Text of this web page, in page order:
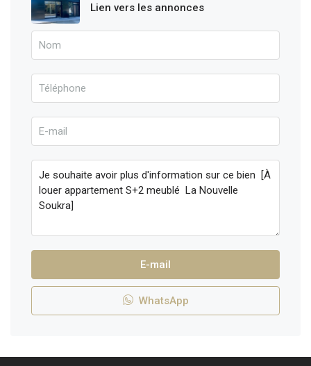
Lien vers les annonces
E-mail
WhatsApp